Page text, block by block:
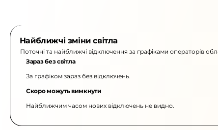
Найближчі зміни світла
Поточні та найближчі відключення за графіками операторів
Зараз без світла
За графіком зараз без відключень.
Скоро можуть вимкнути
Найближчим часом нових відключень не видно.